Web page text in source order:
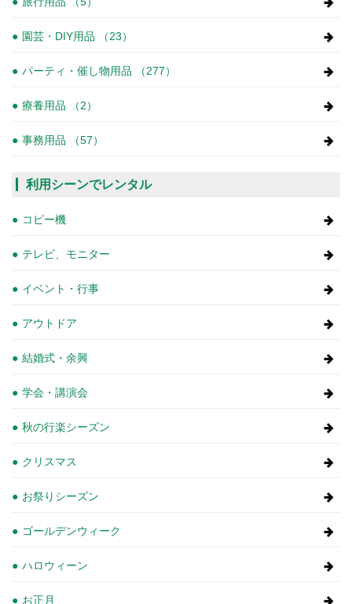
園芸・DIY用品 （23）
パーティ・催し物用品 （277）
療養用品 （2）
事務用品 （57）
利用シーンでレンタル
コピー機
テレビ、モニター
イベント・行事
アウトドア
結婚式・余興
学会・講演会
秋の行楽シーズン
クリスマス
お祭りシーズン
ゴールデンウィーク
ハロウィーン
お正月